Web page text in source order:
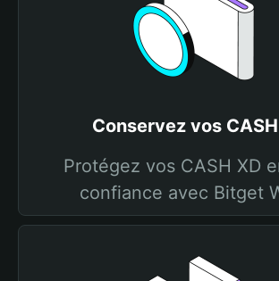
Conservez vos
Protégez vos CASH XD
confiance avec Bitget